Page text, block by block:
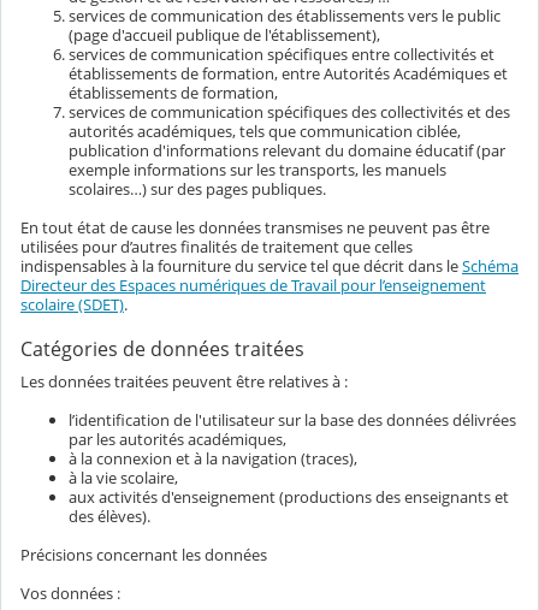
services de communication des établissements vers le public
(page d'accueil publique de l'établissement),
services de communication spécifiques entre collectivités et
établissements de formation, entre Autorités Académiques et
établissements de formation,
services de communication spécifiques des collectivités et des
autorités académiques, tels que communication ciblée,
publication d'informations relevant du domaine éducatif (par
exemple informations sur les transports, les manuels
scolaires…) sur des pages publiques.
En tout état de cause les données transmises ne peuvent pas être
utilisées pour d’autres finalités de traitement que celles
indispensables à la fourniture du service tel que décrit dans leSchéma
Directeur des Espaces numériques de Travail pour l’enseignement
scolaire (SDET).
Catégories de données traitées
Les données traitées peuvent être relatives à :
l’identification de l'utilisateur sur la base des données délivrées
par les autorités académiques,
à la connexion et à la navigation (traces),
à la vie scolaire,
aux activités d'enseignement (productions des enseignants et
des élèves).
Précisions concernant les données
Vos données :